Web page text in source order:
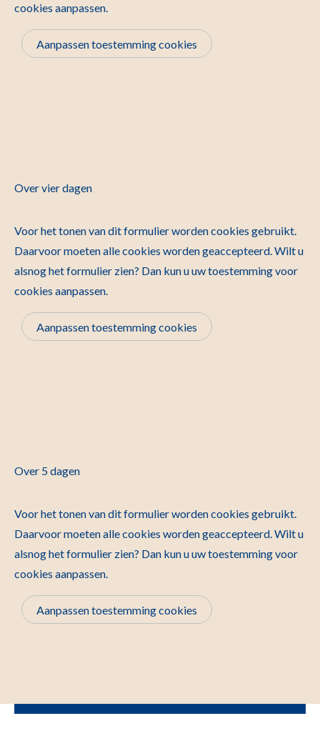
cookies aanpassen.
Aanpassen toestemming cookies
Over vier dagen
Voor het tonen van dit formulier worden cookies gebruikt.
Daarvoor moeten alle cookies worden geaccepteerd. Wilt u
alsnog het formulier zien? Dan kun u uw toestemming voor
cookies aanpassen.
Aanpassen toestemming cookies
Over 5 dagen
Voor het tonen van dit formulier worden cookies gebruikt.
Daarvoor moeten alle cookies worden geaccepteerd. Wilt u
alsnog het formulier zien? Dan kun u uw toestemming voor
cookies aanpassen.
Aanpassen toestemming cookies